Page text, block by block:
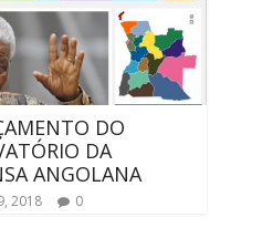
DO
DA
ANGOLANA
2018 0